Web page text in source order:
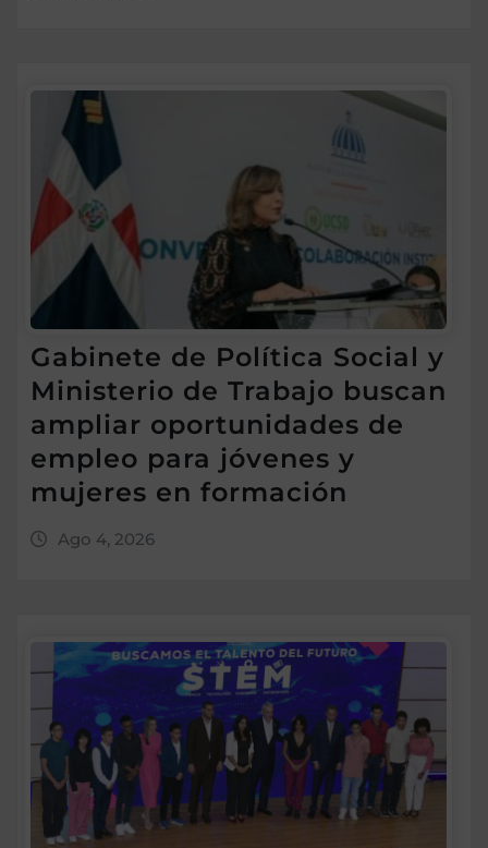
Gabinete de Política Social y
Ministerio de Trabajo buscan
ampliar oportunidades de
empleo para jóvenes y
mujeres en formación
Ago 4, 2026